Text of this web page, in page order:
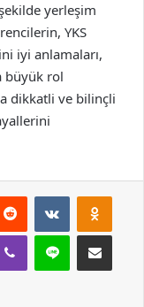
yerleşim
YKS
iyi anlamaları,
büyük rol
dikkatli ve bilinçli
Reddit VKontakte
Viber Line E-Posta ile